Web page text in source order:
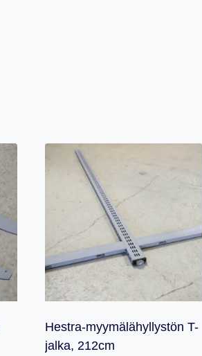
Hestra-myymälähyllystön T-
jalka, 212cm